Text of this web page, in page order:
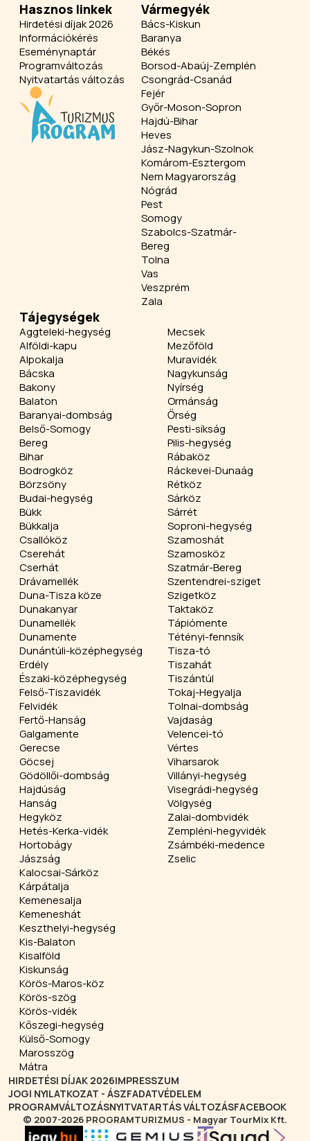
Hasznos linkek
Hirdetési díjak 2026
Információkérés
Eseménynaptár
Programváltozás
Nyitvatartás változás
Vármegyék
Bács-Kiskun
Baranya
Békés
Borsod-Abaúj-Zemplén
Csongrád-Csanád
Fejér
Győr-Moson-Sopron
Hajdú-Bihar
Heves
Jász-Nagykun-Szolnok
Komárom-Esztergom
Nem Magyarország
Nógrád
Pest
Somogy
Szabolcs-Szatmár-
Bereg
Tolna
Vas
Veszprém
Zala
Tájegységek
Aggteleki-hegység
Alföldi-kapu
Alpokalja
Bácska
Bakony
Balaton
Baranyai-dombság
Belső-Somogy
Bereg
Bihar
Bodrogköz
Börzsöny
Budai-hegység
Bükk
Bükkalja
Csallóköz
Cserehát
Cserhát
Drávamellék
Duna-Tisza köze
Dunakanyar
Dunamellék
Dunamente
Dunántúli-középhegység
Erdély
Északi-középhegység
Felső-Tiszavidék
Felvidék
Fertő-Hanság
Galgamente
Gerecse
Göcsej
Gödöllői-dombság
Hajdúság
Hanság
Hegyköz
Hetés-Kerka-vidék
Hortobágy
Jászság
Kalocsai-Sárköz
Kárpátalja
Kemenesalja
Kemeneshát
Keszthelyi-hegység
Kis-Balaton
Kisalföld
Kiskunság
Körös-Maros-köz
Körös-szög
Körös-vidék
Kőszegi-hegység
Külső-Somogy
Marosszög
Mátra
Mecsek
Mezőföld
Muravidék
Nagykunság
Nyírség
Ormánság
Őrség
Pesti-síkság
Pilis-hegység
Rábaköz
Ráckevei-Dunaág
Rétköz
Sárköz
Sárrét
Soproni-hegység
Szamoshát
Szamosköz
Szatmár-Bereg
Szentendrei-sziget
Szigetköz
Taktaköz
Tápiómente
Tétényi-fennsík
Tisza-tó
Tiszahát
Tiszántúl
Tokaj-Hegyalja
Tolnai-dombság
Vajdaság
Velencei-tó
Vértes
Viharsarok
Villányi-hegység
Visegrádi-hegység
Völgység
Zalai-dombvidék
Zempléni-hegyvidék
Zsámbéki-medence
Zselic
HIRDETÉSI DÍJAK 2026IMPRESSZUM
JOGI NYILATKOZAT - ÁSZFADATVÉDELEM
PROGRAMVÁLTOZÁSNYITVATARTÁS VÁLTOZÁSFACEBOOK
© 2007-2026 PROGRAMTURIZMUS - Magyar TourMix Kft.